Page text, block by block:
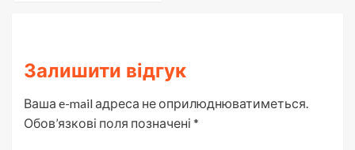
Залишити відгук
Ваша e-mail адреса не оприлюднюватиметься.
Обов’язкові поля позначені *